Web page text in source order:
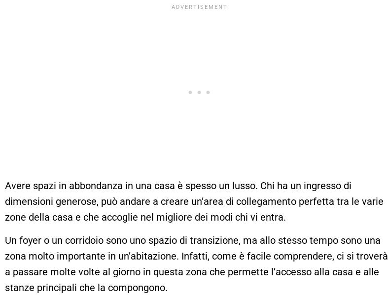
Avere spazi in abbondanza in una casa è spesso un lusso. Chi ha un ingresso di
dimensioni generose, può andare a creare un’area di collegamento perfetta tra le varie
zone della casa e che accoglie nel migliore dei modi chi vi entra.
Un foyer o un corridoio sono uno spazio di transizione, ma allo stesso tempo sono una
zona molto importante in un’abitazione. Infatti, come è facile comprendere, ci si troverà
a passare molte volte al giorno in questa zona che permette l’accesso alla casa e alle
stanze principali che la compongono.